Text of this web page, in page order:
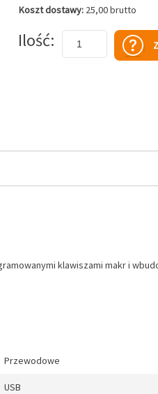
Koszt dostawy: 25,00 brutto
Ilość
klawiszami makr i
Przewodowe
USB